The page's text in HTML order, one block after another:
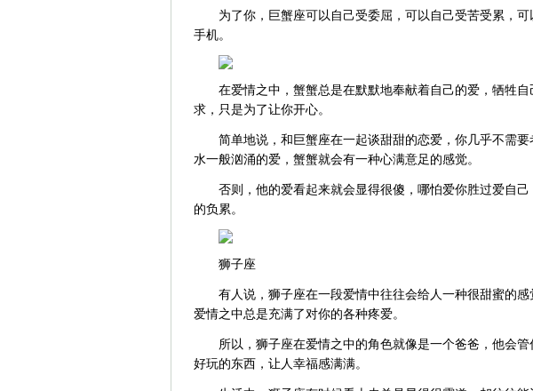
为了你，巨蟹座可以自己受委屈，可以自己受苦受累，
手机。
在爱情之中，蟹蟹总是在默默地奉献着自己的爱，牺牲
求，只是为了让你开心。
简单地说，和巨蟹座在一起谈甜甜的恋爱，你几乎不需
水一般汹涌的爱，蟹蟹就会有一种心满意足的感觉。
否则，他的爱看起来就会显得很傻，哪怕爱你胜过爱自
的负累。
狮子座
有人说，狮子座在一段爱情中往往会给人一种很甜蜜的
爱情之中总是充满了对你的各种疼爱。
所以，狮子座在爱情之中的角色就像是一个爸爸，他会
好玩的东西，让人幸福感满满。